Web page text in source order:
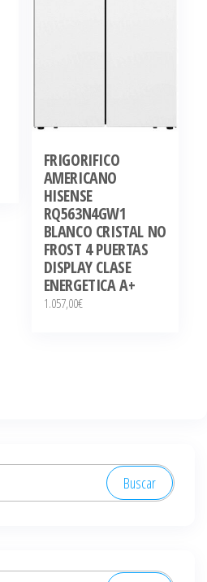
FRIGORIFICO
AMERICANO
HISENSE
RQ563N4GW1
BLANCO CRISTAL NO
FROST 4 PUERTAS
DISPLAY CLASE
ENERGETICA A+
1.057,00€